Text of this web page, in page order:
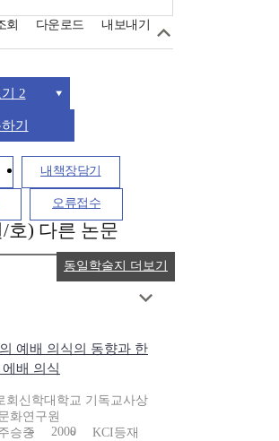
회 다운로드 내보내기
2
기
내책장담기
오류접수
호) 다른 논문
예배 의식의 동향과 한
배 의식
회신학대학교 기독교사상
화연구원
승중
2000 KCI등재
동일학술지 더보기